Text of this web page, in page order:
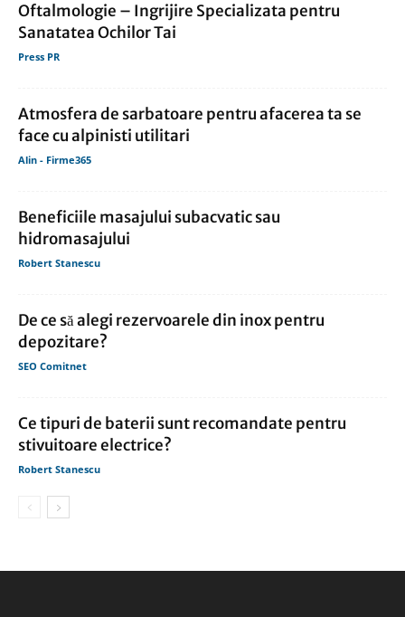
Oftalmologie – Ingrijire Specializata pentru
Sanatatea Ochilor Tai
Press PR
Atmosfera de sarbatoare pentru afacerea ta se
face cu alpinisti utilitari
Alin - Firme365
Beneficiile masajului subacvatic sau
hidromasajului
Robert Stanescu
De ce să alegi rezervoarele din inox pentru
depozitare?
SEO Comitnet
Ce tipuri de baterii sunt recomandate pentru
stivuitoare electrice?
Robert Stanescu